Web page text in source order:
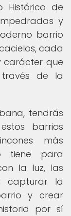
Histórico de
y
barrio
cada
carácter que
de la
tendrás
barrios
más
tiene para
la luz, las
capturar la
y crear
por sí